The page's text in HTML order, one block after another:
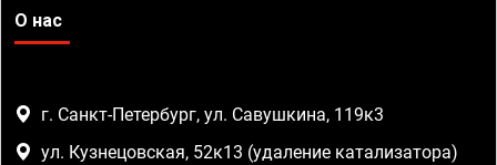
О нас
г. Санкт-Петербург, ул. Савушкина, 119к3
ул. Кузнецовская, 52к13 (удаление катализатора)